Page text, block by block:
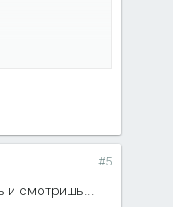
#5
и смотришь...